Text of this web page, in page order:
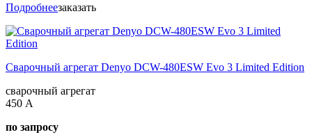
Подробнеезаказать
Сварочный агрегат Denyo DCW-480ESW Evo 3 Limited Edition
сварочный агрегат
450 А
по запросу